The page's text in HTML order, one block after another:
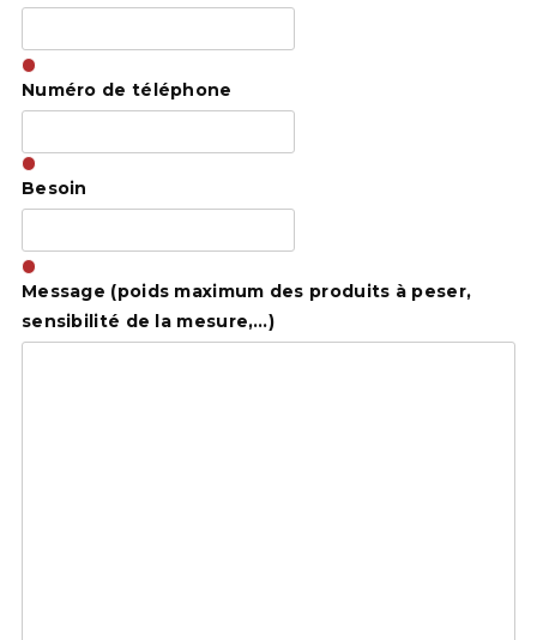
Numéro de téléphone
Besoin
Message (poids maximum des produits à peser,
sensibilité de la mesure,…)